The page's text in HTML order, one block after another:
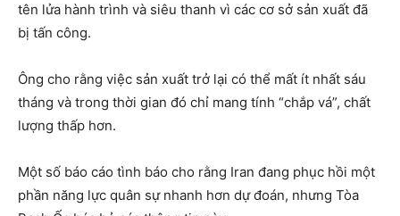
tên lửa hành trình và siêu thanh vì các cơ sở sản xuất đã
bị tấn công.
Ông cho rằng việc sản xuất trở lại có thể mất ít nhất sáu
tháng và trong thời gian đó chỉ mang tính “chắp vá”, chất
lượng thấp hơn.
Một số báo cáo tình báo cho rằng Iran đang phục hồi một
phần năng lực quân sự nhanh hơn dự đoán, nhưng Tòa